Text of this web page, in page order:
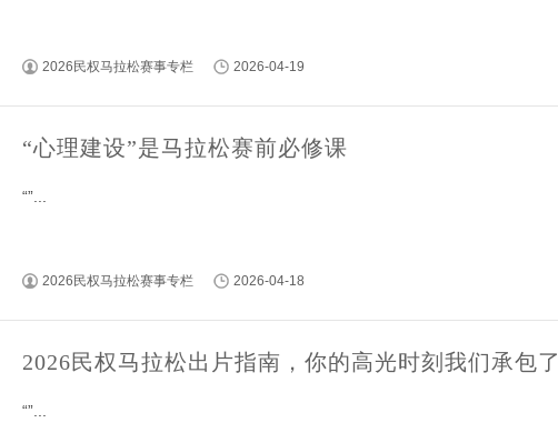
2026民权马拉松赛事专栏 2026-04-19
“心理建设”是马拉松赛前必修课
“”...
2026民权马拉松赛事专栏 2026-04-18
2026民权马拉松出片指南，你的高光时刻我们承包了
“”...